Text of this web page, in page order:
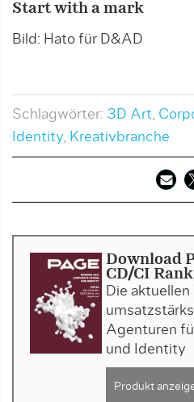
Start with a mark
Bild: Hato für D&AD
Schlagwörter: 3D Art,
Identity, Kreativbranche
Download
CD/CI
Die
Agenturen
und Identity
Produkt